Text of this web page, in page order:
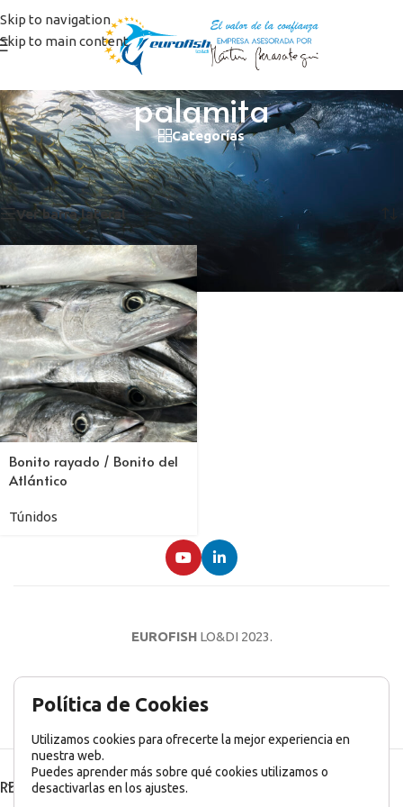
Skip to navigation
Skip to main content
palamita
Categorías
Inicio/Productos etiquetados “palamita”
Mostrando el único resultado
Ver barra lateral
Bonito rayado / Bonito del
Atlántico
Túnidos
EUROFISHLO&DI 2023.
AVISO LEGAL POLÍTICA DE PRIVACIDAD
RECENT POSTS
Política de Cookies
Utilizamos cookies para ofrecerte la mejor experiencia en
nuestra web.
Puedes aprender más sobre qué cookies utilizamos o
desactivarlas en los ajustes.